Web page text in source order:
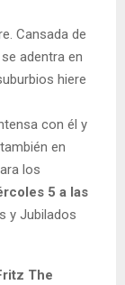
Cansada de
adentra en
hiere
con él y
en
los
5 a las
y Jubilados
The